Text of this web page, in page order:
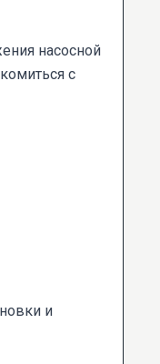
насосной
с
и